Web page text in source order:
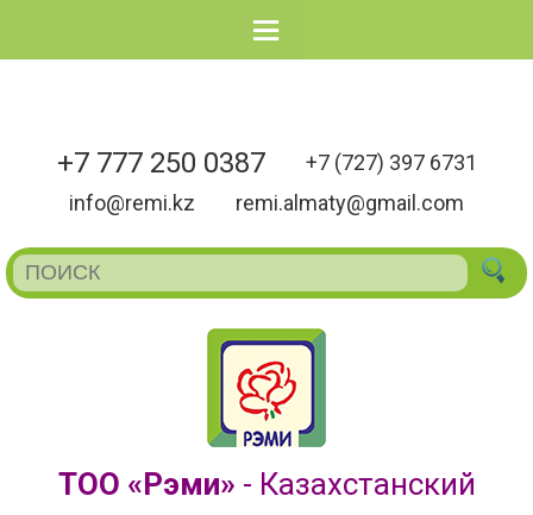
+7 777 250 0387
+7 (727) 397 6731
info@remi.kz
remi.almaty@gmail.com
ТОО «Рэми» - Казахстанский